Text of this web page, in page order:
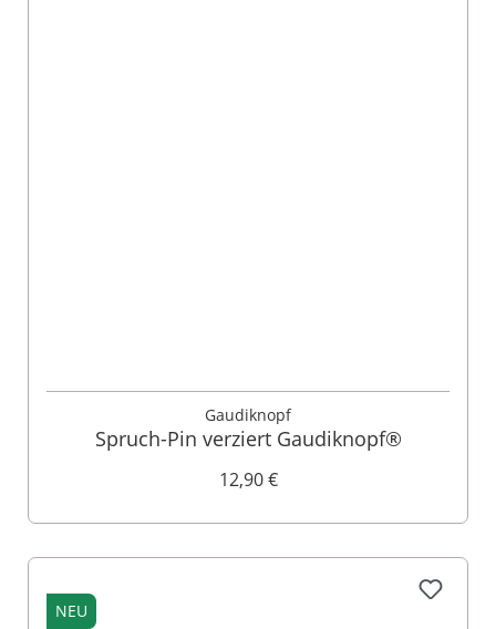
Gaudiknopf
Spruch-Pin verziert Gaudiknopf®
12,90 €
NEU